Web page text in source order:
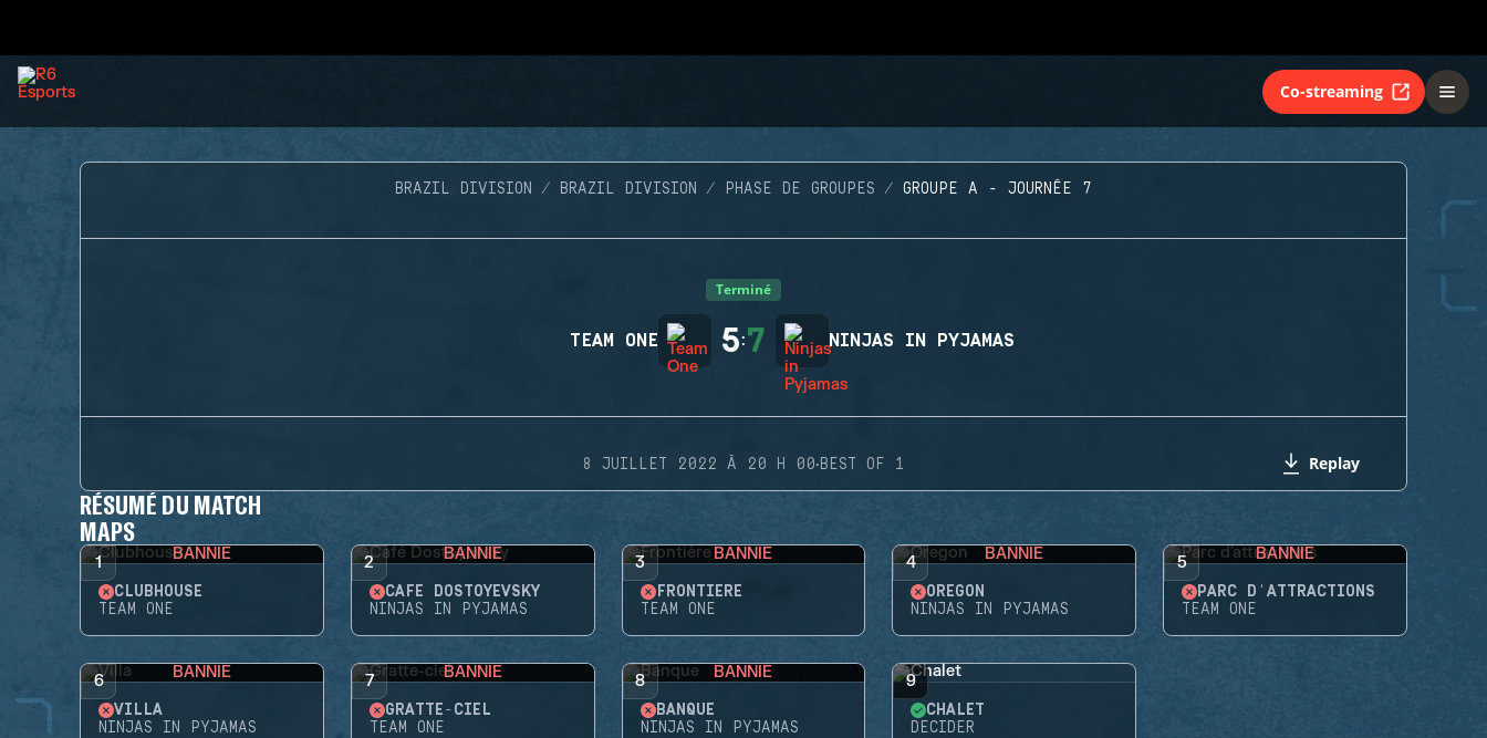
Co-streaming
BRAZIL DIVISION BRAZIL DIVISION PHASE DE GROUPES GROUPE A - JOURNÉE 7
Terminé
TEAM ONE 5:7 NINJAS IN PYJAMAS
8 JUILLET 2022 À 20 H 00·BEST OF 1 Replay
RÉSUMÉ DU MATCH
MAPS
1 BANNIE
CLUBHOUSE
TEAM ONE
2 BANNIE
CAFÉ DOSTOYEVSKY
NINJAS IN PYJAMAS
3 BANNIE
FRONTIÈRE
TEAM ONE
4 BANNIE
OREGON
NINJAS IN PYJAMAS
5 BANNIE
PARC D'ATTRACTIONS
TEAM ONE
6 BANNIE
VILLA
NINJAS IN PYJAMAS
7 BANNIE
GRATTE-CIEL
TEAM ONE
8 BANNIE
BANQUE
NINJAS IN PYJAMAS
9
CHALET
DECIDER